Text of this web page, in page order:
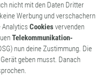
nicht mit den Daten Dritter
Werbung und verschachern
Cookiesvervenden
Telekommunikation-
nun deine Zustimmung. Die
geben musst. Danach
Kunstwort
0
0